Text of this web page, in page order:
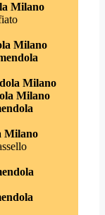
Milano
Milano
Milano
Milano
Milano